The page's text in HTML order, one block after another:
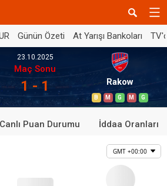
Günün Özeti At Yarışı Bankoları
23.10.2025
Maç Sonu
1 - 1 Rakow
B M G M G
Canlı Puan Durumu İddaa Oranları
GMT +00:00